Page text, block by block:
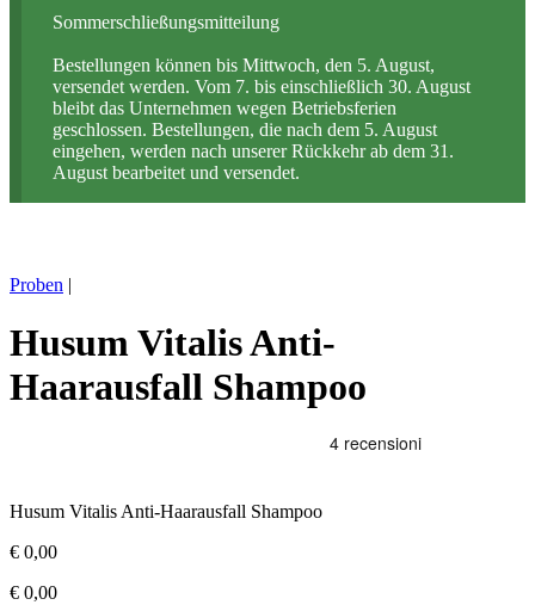
Sommerschließungsmitteilung
Bestellungen können bis Mittwoch, den 5. August,
versendet werden. Vom 7. bis einschließlich 30. August
bleibt das Unternehmen wegen Betriebsferien
geschlossen. Bestellungen, die nach dem 5. August
eingehen, werden nach unserer Rückkehr ab dem 31.
August bearbeitet und versendet.
Proben |
Husum Vitalis Anti-
Haarausfall Shampoo
Husum Vitalis Anti-Haarausfall Shampoo
€ 0,00
€ 0,00